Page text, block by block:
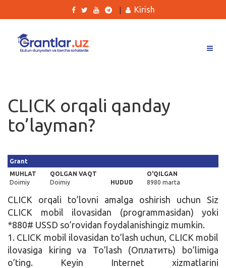
Ishlar
Kurslar
Yana
Qidirish
Kirish
Kirish
CLICK orqali qanday
to’layman?
Grant
MUHLAT
Doimiy
QOLGAN VAQT
Doimiy
HUDUD
O'QILGAN
8980 marta
CLICK orqali to’lovni amalga oshirish uchun Siz
CLICK mobil ilovasidan (programmasidan) yoki
*880# USSD so’rovidan foydalanishingiz mumkin.
1. CLICK mobil ilovasidan to’lash uchun, CLICK mobil
ilovasiga kiring va To’lash (Оплатить) bo’limiga
o’ting. Keyin Internet xizmatlarini